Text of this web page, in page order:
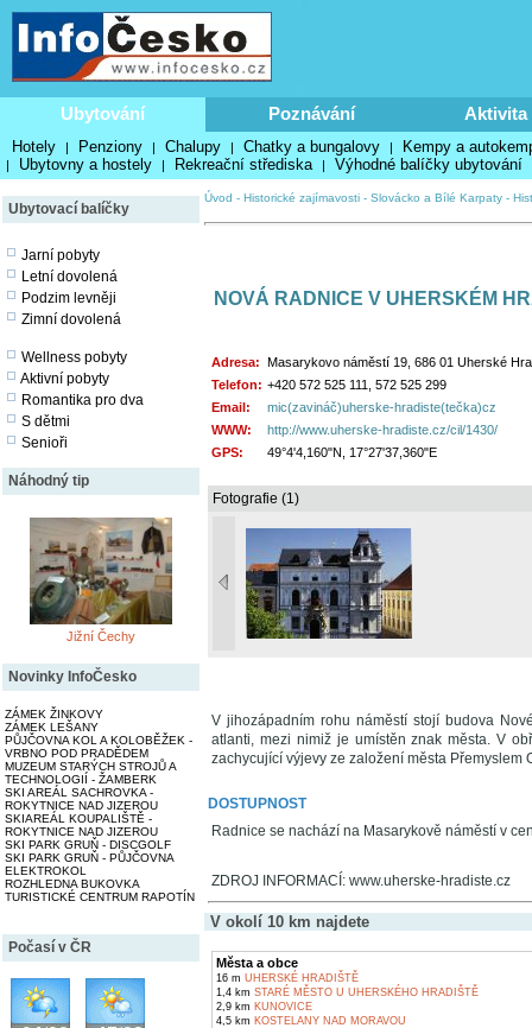
Ubytování Poznávání Aktivita
Hotely | Penziony | Chalupy | Chatky a bungalovy | Kempy a
| Ubytovny a hostely | Rekreační střediska | Výhodné balíčky ubytování
Ubytovací balíčky
Jarní pobyty
Letní dovolená
Podzim levněji
Zimní dovolená
Wellness pobyty
Aktivní pobyty
Romantika pro dva
S dětmi
Senioři
Náhodný tip
Jižní Čechy
Novinky InfoČesko
ZÁMEK ŽINKOVY
ZÁMEK LEŠANY
PŮJČOVNA KOL A KOLOBĚŽEK -
VRBNO POD PRADĚDEM
MUZEUM STARÝCH STROJŮ A
TECHNOLOGIÍ - ŽAMBERK
SKI AREÁL SACHROVKA -
ROKYTNICE NAD JIZEROU
SKIAREÁL KOUPALIŠTĚ -
ROKYTNICE NAD JIZEROU
SKI PARK GRUŇ - DISCGOLF
SKI PARK GRUŇ - PŮJČOVNA
ELEKTROKOL
ROZHLEDNA BUKOVKA
TURISTICKÉ CENTRUM RAPOTÍN
Počasí v ČR
Úvod - Historické zajímavosti - Slovácko a Bílé Karpaty -
NOVÁ RADNICE V UHERSKÉM
Adresa: Masarykovo náměstí 19, 686 01 Uherské
Telefon: +420 572 525 111, 572 525 299
Email:
mic(zavináč)uherske-hradiste(tečka)cz
WWW:
http://www.uherske-hradiste.cz/cil/1430/
GPS:
49°4'4,160"N, 17°27'37,360"E
Fotografie (1)
V jihozápadním rohu náměstí stojí budova
atlanti, mezi nimiž je umístěn znak města. V
zachycující výjevy ze založení města Přemyslem
DOSTUPNOST
Radnice se nachází na Masarykově náměstí v
ZDROJ INFORMACÍ: www.uherske-hradiste.cz
V okolí 10 km najdete
Města a obce
16 m UHERSKÉ HRADIŠTĚ
1,4 km STARÉ MĚSTO U UHERSKÉHO HRADIŠTĚ
2,9 km KUNOVICE
4,5 km KOSTELANY NAD MORAVOU